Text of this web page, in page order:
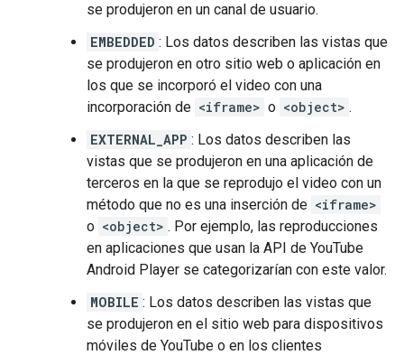
se produjeron en un canal de usuario.
EMBEDDED : Los datos describen las vistas que
se produjeron en otro sitio web o aplicación en
los que se incorporó el video con una
incorporación de <iframe> o <object> .
EXTERNAL_APP : Los datos describen las
vistas que se produjeron en una aplicación de
terceros en la que se reprodujo el video con un
método que no es una inserción de <iframe>
o <object> . Por ejemplo, las reproducciones
en aplicaciones que usan la API de YouTube
Android Player se categorizarían con este valor.
MOBILE : Los datos describen las vistas que
se produjeron en el sitio web para dispositivos
móviles de YouTube o en los clientes